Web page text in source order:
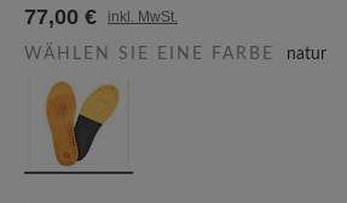
77,00 € inkl. MwSt.
WÄHLEN SIE EINE FARBE natur